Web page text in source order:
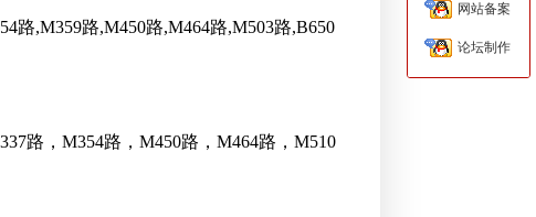
路,M359路,M450路,M464路,M503路,B650
路，M354路，M450路，M464路，M510
网站备案
论坛制作